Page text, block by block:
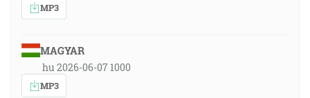
MP3
MAGYAR
hu 2026-06-07 1000
MP3